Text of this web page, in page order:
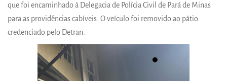
que foi encaminhado à Delegacia de Polícia Civil de Pará de Minas
para as providências cabíveis. O veículo foi removido ao pátio
credenciado pelo Detran.